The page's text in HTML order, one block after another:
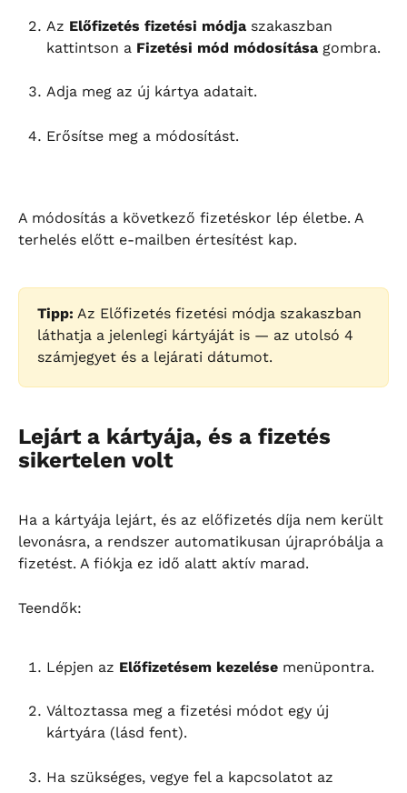
Az Előfizetés fizetési módja szakaszban
kattintson a Fizetési mód módosítása gombra.
Adja meg az új kártya adatait.
Erősítse meg a módosítást.
A módosítás a következő fizetéskor lép életbe. A
terhelés előtt e-mailben értesítést kap.
Tipp: Az Előfizetés fizetési módja szakaszban
láthatja a jelenlegi kártyáját is — az utolsó 4
számjegyet és a lejárati dátumot.
Lejárt a kártyája, és a fizetés
sikertelen volt
Ha a kártyája lejárt, és az előfizetés díja nem került
levonásra, a rendszer automatikusan újrapróbálja a
fizetést. A fiókja ez idő alatt aktív marad.
Teendők:
Lépjen az Előfizetésem kezelése menüpontra.
Változtassa meg a fizetési módot egy új
kártyára (lásd fent).
Ha szükséges, vegye fel a kapcsolatot az